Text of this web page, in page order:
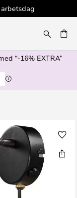
“-16% EXTRA”